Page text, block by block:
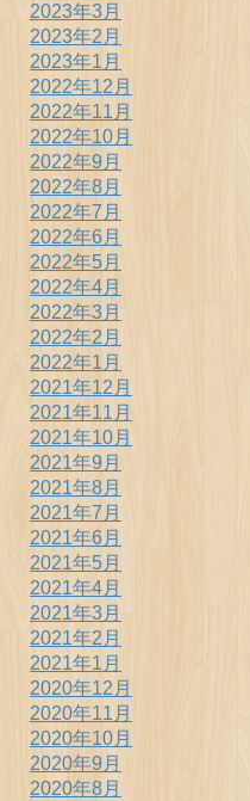
2023年3月
2023年2月
2023年1月
2022年12月
2022年11月
2022年10月
2022年9月
2022年8月
2022年7月
2022年6月
2022年5月
2022年4月
2022年3月
2022年2月
2022年1月
2021年12月
2021年11月
2021年10月
2021年9月
2021年8月
2021年7月
2021年6月
2021年5月
2021年4月
2021年3月
2021年2月
2021年1月
2020年12月
2020年11月
2020年10月
2020年9月
2020年8月